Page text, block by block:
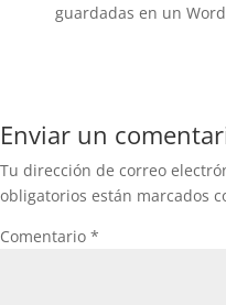
guardadas en un
Enviar un
Tu dirección de correo
obligatorios están marcados
Comentario *